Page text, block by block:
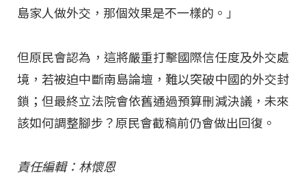
島家人做外交，那個效果是不一樣的。」
但原民會認為，這將嚴重打擊國際信任度及外交處
境，若被迫中斷南島論壇，難以突破中國的外交封
鎖；但最終立法院會依舊通過預算刪減決議，未來
該如何調整腳步？原民會截稿前仍會做出回復。
責任編輯：林懷恩